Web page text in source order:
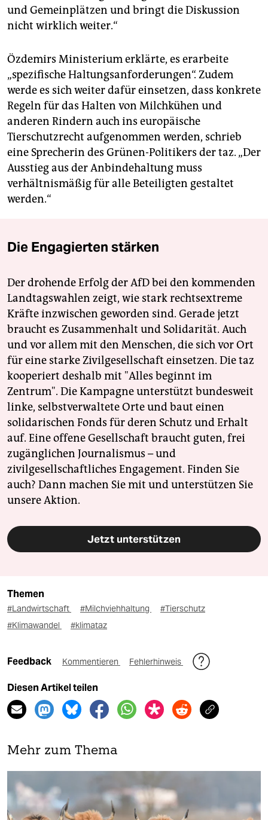
und Gemeinplätzen und bringt die Diskussion
nicht wirklich weiter.“
Özdemirs Ministerium erklärte, es erarbeite
„spezifische Haltungsanforderungen“. Zudem
werde es sich weiter dafür einsetzen, dass konkrete
Regeln für das Halten von Milchkühen und
anderen Rindern auch ins europäische
Tierschutzrecht aufgenommen werden, schrieb
eine Sprecherin des Grünen-Politikers der taz. „Der
Ausstieg aus der Anbindehaltung muss
verhältnismäßig für alle Beteiligten gestaltet
werden.“
Die Engagierten stärken
Der drohende Erfolg der AfD bei den kommenden
Landtagswahlen zeigt, wie stark rechtsextreme
Kräfte inzwischen geworden sind. Gerade jetzt
braucht es Zusammenhalt und Solidarität. Auch
und vor allem mit den Menschen, die sich vor Ort
für eine starke Zivilgesellschaft einsetzen. Die taz
kooperiert deshalb mit "Alles beginnt im
Zentrum". Die Kampagne unterstützt bundesweit
linke, selbstverwaltete Orte und baut einen
solidarischen Fonds für deren Schutz und Erhalt
auf. Eine offene Gesellschaft braucht guten, frei
zugänglichen Journalismus – und
zivilgesellschaftliches Engagement. Finden Sie
auch? Dann machen Sie mit und unterstützen Sie
unsere Aktion.
Jetzt unterstützen
Themen
#Landwirtschaft #Milchviehhaltung
#Tierschutz
#Klimawandel
#klimataz
Feedback Kommentieren Fehlerhinweis
Diesen Artikel teilen
Mehr zum Thema